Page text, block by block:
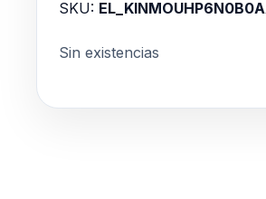
SKU:
Sin existencias